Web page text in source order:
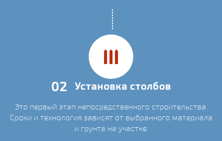
02 Установка столбов
Это первый этап непосредственного строительства.
Сроки и технология зависят от выбранного материала
и грунта на участке.